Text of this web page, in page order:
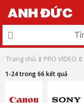
Trang chủ PRO VIDEO
1-24 trong 66 kết quả